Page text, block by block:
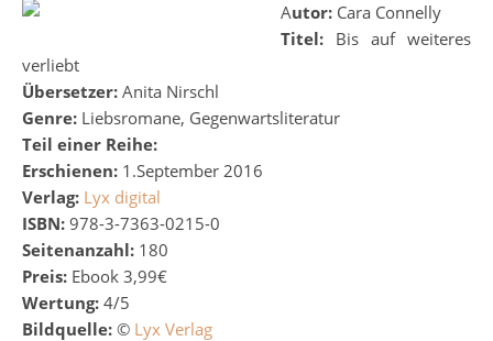
Autor: Cara Connelly
Titel: Bis auf weiteres
verliebt
Übersetzer: Anita Nirschl
Genre: Liebsromane, Gegenwartsliteratur
Teil einer Reihe:
Erschienen: 1.September 2016
Verlag: Lyx digital
ISBN: 978-3-7363-0215-0
Seitenanzahl: 180
Preis: Ebook 3,99€
Wertung: 4/5
Bildquelle: © Lyx Verlag